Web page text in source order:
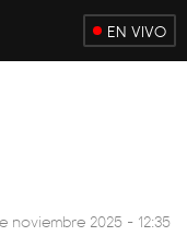
EN VIVO
noviembre 2025 - 12:35